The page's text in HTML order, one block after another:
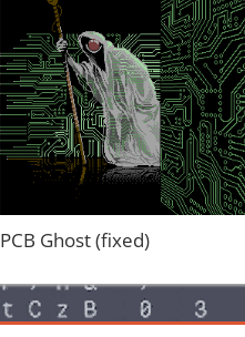
PCB Ghost (fixed)